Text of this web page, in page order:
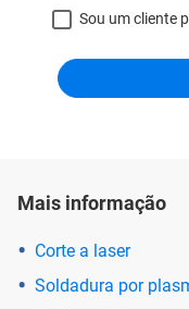
Sou um cliente
Mais informação
Corte a laser
Soldadura por